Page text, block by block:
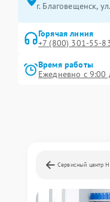
г. Благовещенск,
Горячая линия
+7 (800) 301-55-
Время работы
Ежедневно с 9:00
Сервисный центр